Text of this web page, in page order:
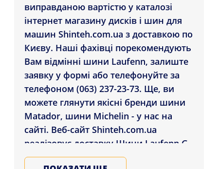
виправданою вартістю у каталозі
інтернет магазину дисків і шин для
машин Shinteh.com.ua з доставкою по
Києву. Наші фахівці порекомендують
Вам відмінні шини Laufenn, залиште
заявку у формі або телефонуйте за
телефоном (063) 237-23-73. Ще, ви
можете глянути якісні бренди шини
Matador, шини Michelin - у нас на
сайті. Веб-сайт Shinteh.com.ua
реалізовує доставку Шини Laufenn G
Fit EQ+ LK41 175/65 R14 86T XL